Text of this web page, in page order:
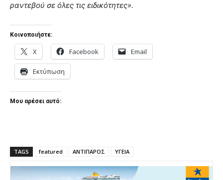
ραντεβού σε όλες τις ειδικότητες».
Κοινοποιήστε:
X Facebook Email
Εκτύπωση
Μου αρέσει αυτό:
TAGS featured ΑΝΤΙΠΑΡΟΣ ΥΓΕΙΑ